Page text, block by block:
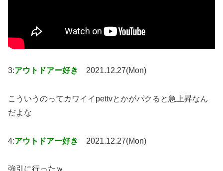
3:アウトドアー好き 2021.12.27(Mon)
こういうのってカワイイpettvとかがパクると急上昇なん
だよな
4:アウトドアー好き 2021.12.27(Mon)
強引に行ったｗ